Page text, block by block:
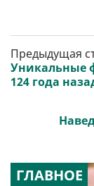
Предыдущая
Уникальные
124 года
ГЛАВНОЕ